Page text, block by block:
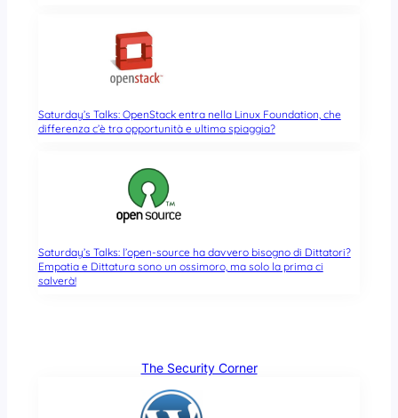
Saturday’s Talks: OpenStack entra nella Linux Foundation, che
differenza c’è tra opportunità e ultima spiaggia?
Saturday’s Talks: l’open-source ha davvero bisogno di Dittatori?
Empatia e Dittatura sono un ossimoro, ma solo la prima ci
salverà!
The Security Corner